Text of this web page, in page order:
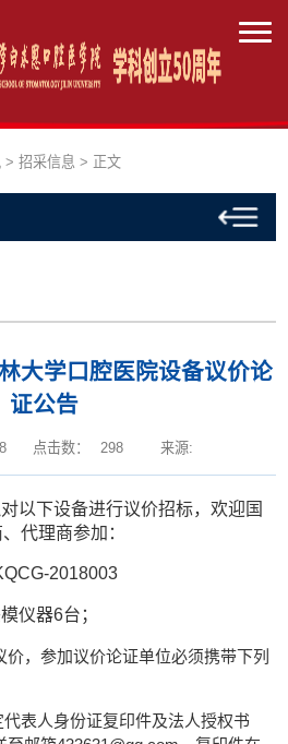
>招采信息 > 正文
大学口腔医院设备议价论
证公告
点击数： 298 来源:
以下设备进行议价招标，欢迎国
代理商参加：
2018003
仪器6台；
价，参加议价论证单位必须携带下列
表人身份证复印件及法人授权书